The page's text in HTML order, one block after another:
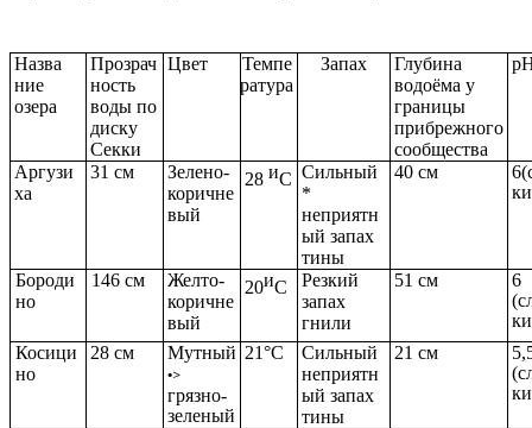
Назва
ние
озера
Прозрач
ность
воды по
диску
Секки
Цвет
Темпе
ратура
Запах
Глубина
водоёма у
границы
прибрежного
сообщества
Аргузи
ха
31 см
Зелено-
коричне
вый
28 иС Сильный
*
неприятн
ый запах
тины
40 см
Бороди
но
146 см
Желто-
коричне
вый
20иС
Резкий
запах
гнили
51 см
6
Косици
но
28 см Мутный
•>
грязно-
зеленый
21°С
Сильный
неприятн
ый запах
тины
21 см